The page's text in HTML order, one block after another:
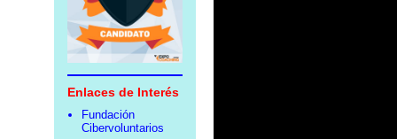
Enlaces de Interés
Fundación
Cibervoluntarios